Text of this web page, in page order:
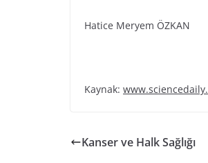
Hatice Meryem ÖZKAN
Kaynak:
Kanser ve Halk Sağlığı